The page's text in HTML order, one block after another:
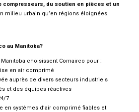
compresseurs, du soutien en pièces et un
milieu urbain qu’en régions éloignées.
au Manitoba?
choisissent Comairco pour :
en air comprimé
auprès de divers secteurs industriels
et des équipes réactives
7
en systèmes d’air comprimé fiables et